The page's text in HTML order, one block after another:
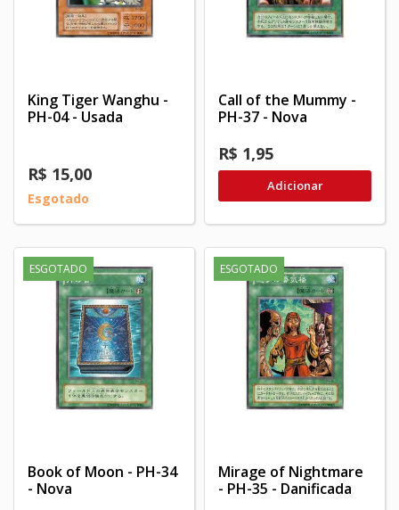
King Tiger Wanghu -
PH-04 - Usada
R$ 15,00
Esgotado
Call of the Mummy -
PH-37 - Nova
R$ 1,95
Adicionar
ESGOTADO
Book of Moon - PH-34
- Nova
ESGOTADO
Mirage of Nightmare
- PH-35 - Danificada